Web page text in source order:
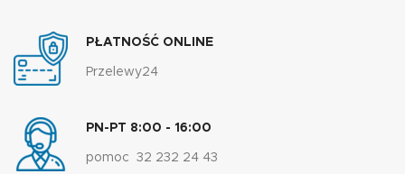
PŁATNOŚĆ ONLINE
Przelewy24
PN-PT 8:00 - 16:00
pomoc 32 232 24 43